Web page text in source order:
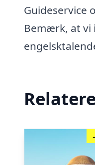
Guideservice
Bemærk, at vi